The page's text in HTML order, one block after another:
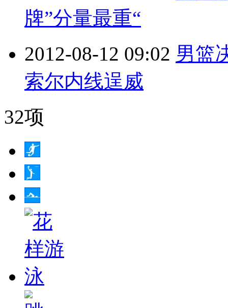
牌”分量最重“
2012-08-12 09:02 男篮
索尔内线逞威
32项